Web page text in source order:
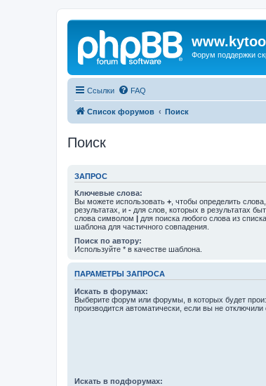
Форум поддержки
Ссылки FAQ
Список форумов Поиск
Поиск
ЗАПРОС
Ключевые слова:
Вы можете использовать + , чтобы определить
результатах, и - для слов, которых в результатах
слова символом | для поиска любого слова из
шаблона для частичного совпадения.
Поиск по автору:
Используйте * в качестве шаблона.
ПАРАМЕТРЫ ЗАПРОСА
Искать в форумах:
Выберите форум или форумы, в которых будет
производится автоматически, если вы не
Искать в подфорумах: